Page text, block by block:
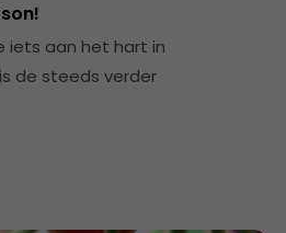
iets aan het hart in
de steeds verder